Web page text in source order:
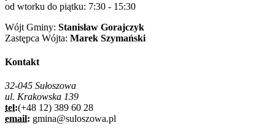
od wtorku do piątku: 7:30 - 15:30
Wójt Gminy: Stanisław Gorajczyk
Zastępca Wójta: Marek Szymański
Kontakt
32-045 Sułoszowa
ul. Krakowska 139
tel:(+48 12) 389 60 28
email: gmina@suloszowa.pl